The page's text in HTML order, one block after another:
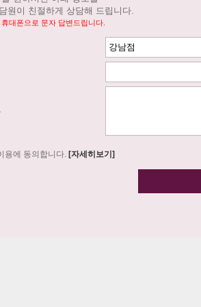
원이 친절하게 상담해 드립니다.
대폰으로 문자 답변드립니다.
용에 동의합니다.[자세히보기]